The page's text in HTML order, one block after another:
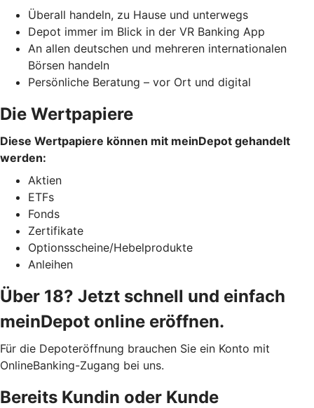
Überall handeln, zu Hause und unterwegs
Depot immer im Blick in der VR Banking App
An allen deutschen und mehreren internationalen
Börsen handeln
Persönliche Beratung – vor Ort und digital
Die Wertpapiere
Diese Wertpapiere können mit meinDepot gehandelt
werden:
Aktien
ETFs
Fonds
Zertifikate
Optionsscheine/Hebelprodukte
Anleihen
Über 18? Jetzt schnell und einfach
meinDepot online eröffnen.
Für die Depoteröffnung brauchen Sie ein Konto mit
OnlineBanking-Zugang bei uns.
Bereits Kundin oder Kunde